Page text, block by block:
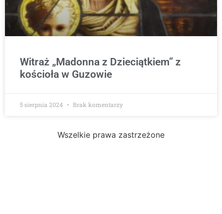
Witraż „Madonna z Dzieciątkiem” z
kościoła w Guzowie
5 sierpnia 2024 Brak komentarzy
Wszelkie prawa zastrzeżone